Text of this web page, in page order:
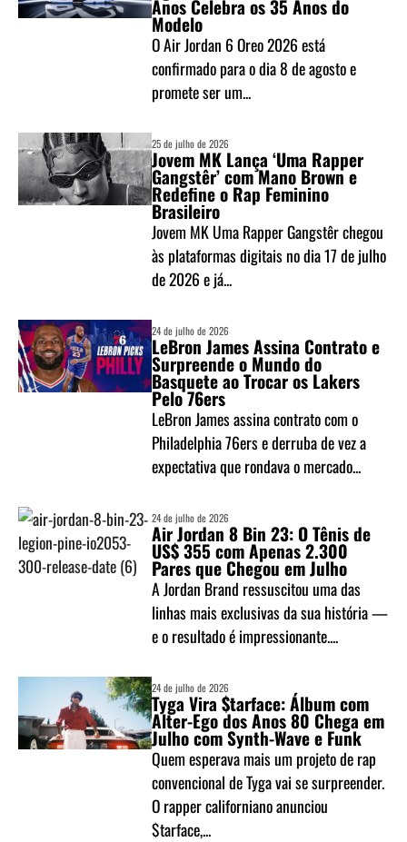
Anos Celebra os 35 Anos do
Modelo
O Air Jordan 6 Oreo 2026 está
confirmado para o dia 8 de agosto e
promete ser um...
25 de julho de 2026
Jovem MK Lança ‘Uma Rapper
Gangstêr’ com Mano Brown e
Redefine o Rap Feminino
Brasileiro
Jovem MK Uma Rapper Gangstêr chegou
às plataformas digitais no dia 17 de julho
de 2026 e já...
24 de julho de 2026
LeBron James Assina Contrato e
Surpreende o Mundo do
Basquete ao Trocar os Lakers
Pelo 76ers
LeBron James assina contrato com o
Philadelphia 76ers e derruba de vez a
expectativa que rondava o mercado...
24 de julho de 2026
Air Jordan 8 Bin 23: O Tênis de
US$ 355 com Apenas 2.300
Pares que Chegou em Julho
A Jordan Brand ressuscitou uma das
linhas mais exclusivas da sua história —
e o resultado é impressionante....
24 de julho de 2026
Tyga Vira $tarface: Álbum com
Alter-Ego dos Anos 80 Chega em
Julho com Synth-Wave e Funk
Quem esperava mais um projeto de rap
convencional de Tyga vai se surpreender.
O rapper californiano anunciou
$tarface,...